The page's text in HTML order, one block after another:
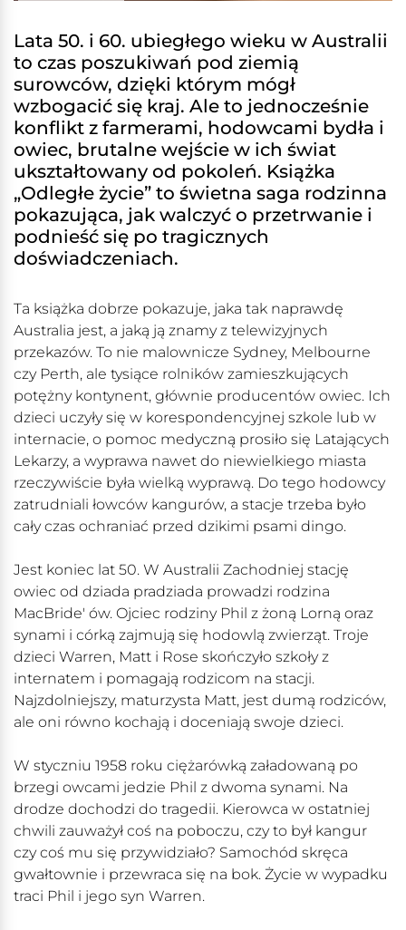
Lata 50. i 60. ubiegłego wieku w Australii
to czas poszukiwań pod ziemią
surowców, dzięki którym mógł
wzbogacić się kraj. Ale to jednocześnie
konflikt z farmerami, hodowcami bydła i
owiec, brutalne wejście w ich świat
ukształtowany od pokoleń. Książka
„Odległe życie” to świetna saga rodzinna
pokazująca, jak walczyć o przetrwanie i
podnieść się po tragicznych
doświadczeniach.
Ta książka dobrze pokazuje, jaka tak naprawdę
Australia jest, a jaką ją znamy z telewizyjnych
przekazów. To nie malownicze Sydney, Melbourne
czy Perth, ale tysiące rolników zamieszkujących
potężny kontynent, głównie producentów owiec. Ich
dzieci uczyły się w korespondencyjnej szkole lub w
internacie, o pomoc medyczną prosiło się Latających
Lekarzy, a wyprawa nawet do niewielkiego miasta
rzeczywiście była wielką wyprawą. Do tego hodowcy
zatrudniali łowców kangurów, a stacje trzeba było
cały czas ochraniać przed dzikimi psami dingo.
Jest koniec lat 50. W Australii Zachodniej stację
owiec od dziada pradziada prowadzi rodzina
MacBride' ów. Ojciec rodziny Phil z żoną Lorną oraz
synami i córką zajmują się hodowlą zwierząt. Troje
dzieci Warren, Matt i Rose skończyło szkoły z
internatem i pomagają rodzicom na stacji.
Najzdolniejszy, maturzysta Matt, jest dumą rodziców,
ale oni równo kochają i doceniają swoje dzieci.
W styczniu 1958 roku ciężarówką załadowaną po
brzegi owcami jedzie Phil z dwoma synami. Na
drodze dochodzi do tragedii. Kierowca w ostatniej
chwili zauważył coś na poboczu, czy to był kangur
czy coś mu się przywidziało? Samochód skręca
gwałtownie i przewraca się na bok. Życie w wypadku
traci Phil i jego syn Warren.